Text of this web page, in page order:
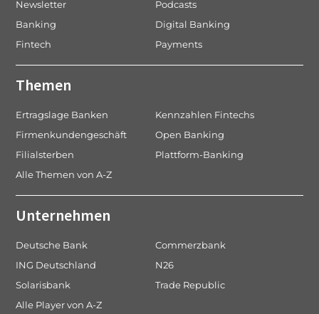
Newsletter
Podcasts
Banking
Digital Banking
Fintech
Payments
Themen
Ertragslage Banken
Kennzahlen Fintechs
Firmenkundengeschäft
Open Banking
Filialsterben
Plattform-Banking
Alle Themen von A-Z
Unternehmen
Deutsche Bank
Commerzbank
ING Deutschland
N26
Solarisbank
Trade Republic
Alle Player von A-Z